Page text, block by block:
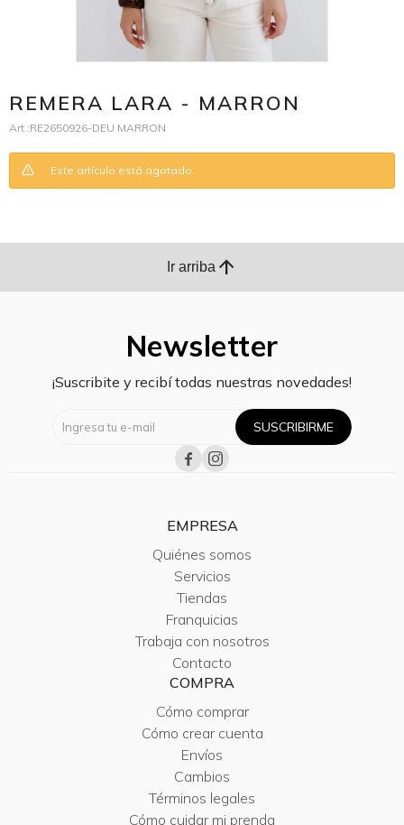
REMERA LARA - MARRON
RE2650926-DEU MARRON
Este artículo está agotado.
Ir arriba arrow_upward
Newsletter
¡Suscribite y recibí todas nuestras novedades!
SUSCRIBIRME
 
EMPRESA
Quiénes somos
Servicios
Tiendas
Franquicias
Trabaja con nosotros
Contacto
COMPRA
Cómo comprar
Cómo crear cuenta
Envíos
Cambios
Términos legales
Cómo cuidar mi prenda